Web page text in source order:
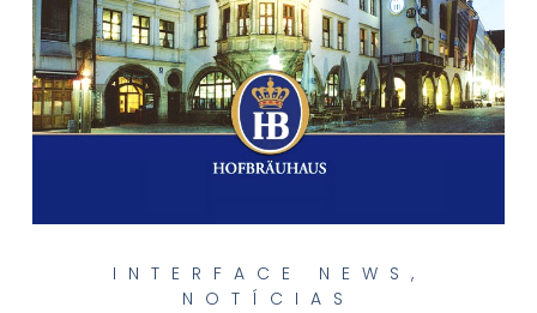
INTERFACE NEWS ,
NOTÍCIAS